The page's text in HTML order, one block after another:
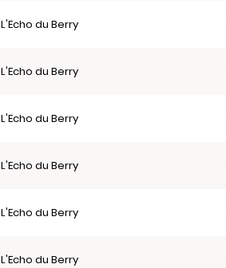
L'Echo du Berry
L'Echo du Berry
L'Echo du Berry
L'Echo du Berry
L'Echo du Berry
L'Echo du Berry